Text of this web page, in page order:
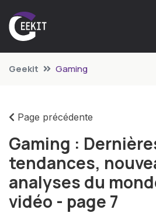
Geekit Gaming
Page précédente
Gaming :
tendances,
analyses du
vidéo - page 7